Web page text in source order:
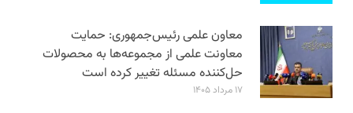
معاون علمی رئیس‌جمهوری: حمایت
معاونت علمی از مجموعه‌ها به محصولات
حل‌کننده مسئله تغییر کرده است
۱۷ مرداد ۱۴۰۵